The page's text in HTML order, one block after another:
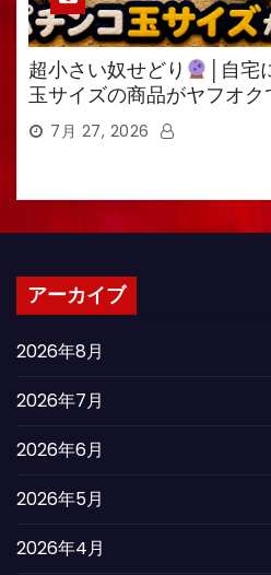
超小さい奴せどり
│自
玉サイズの商品がヤフオク
7月 27, 2026
アーカイブ
2026年8月
2026年7月
2026年6月
2026年5月
2026年4月